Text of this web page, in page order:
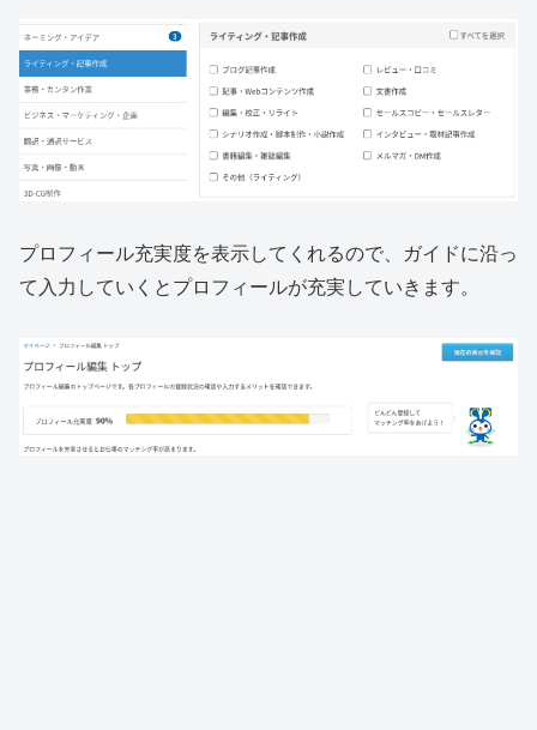
プロフィール充実度を表示してくれるので、ガイドに沿っ
て入力していくとプロフィールが充実していきます。